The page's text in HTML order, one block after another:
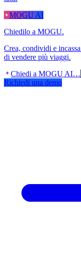
MOGU AI
Chiedilo a MOGU.
Crea, condividi e
di vendere più viaggi.
Chiedi a MOGU AI…
Richiedi una demo